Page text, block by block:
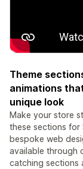
Theme
animations
unique look
Make your store
these sections
bespoke web
available through
catching sections